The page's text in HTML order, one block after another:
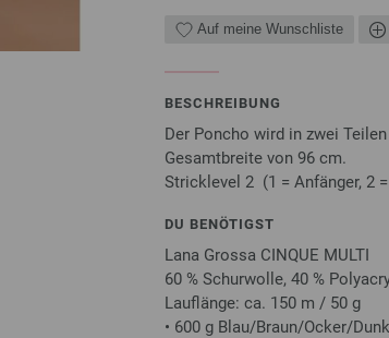
Auf meine Wunschliste
BESCHREIBUNG
Der Poncho wird in zwei
Gesamtbreite von 96 cm.
Stricklevel 2 (1 = Anfänger, 2
DU BENÖTIGST
Lana Grossa CINQUE MULTI
60 % Schurwolle, 40 %
Lauflänge: ca. 150 m / 50 g
• 600 g Blau/Braun/Ocker/